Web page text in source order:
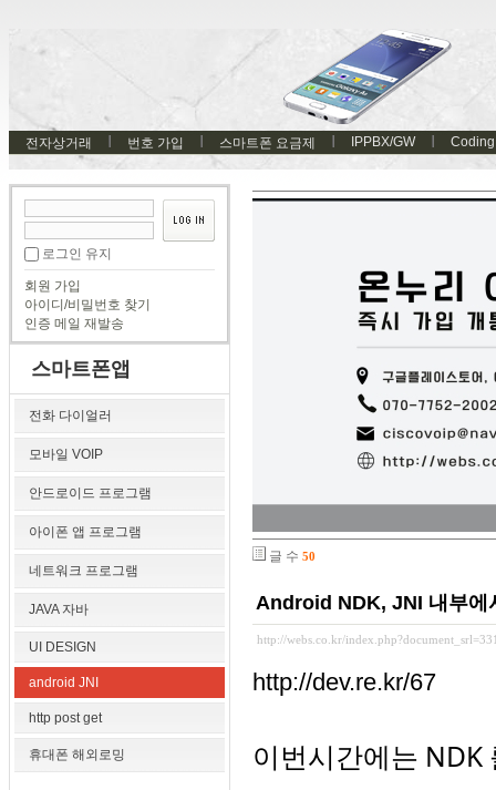
전자상거래 번호 가입 스마트폰 요금제 IPPBX/GW Coding
로그인 유지
회원 가입
아이디/비밀번호 찾기
인증 메일 재발송
스마트폰앱
전화 다이얼러
모바일 VOIP
안드로이드 프로그램
아이폰 앱 프로그램
네트워크 프로그램
JAVA 자바
UI DESIGN
android JNI
http post get
휴대폰 해외로밍
글 수 50
Android NDK, JNI 내부에
http://webs.co.kr/
http://dev.re.kr/67
이번시간에는 NDK